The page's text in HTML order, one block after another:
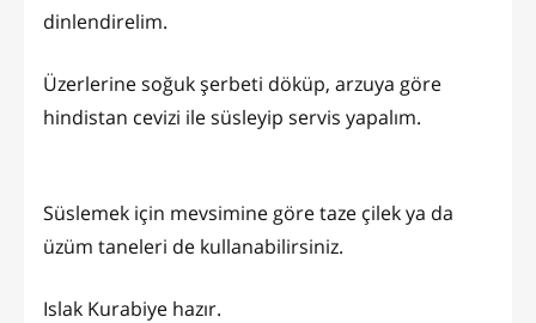
dinlendirelim.
Üzerlerine soğuk şerbeti döküp, arzuya göre
hindistan cevizi ile süsleyip servis yapalım.
Süslemek için mevsimine göre taze çilek ya da
üzüm taneleri de kullanabilirsiniz.
Islak Kurabiye hazır.